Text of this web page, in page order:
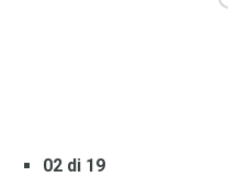
02 di 19